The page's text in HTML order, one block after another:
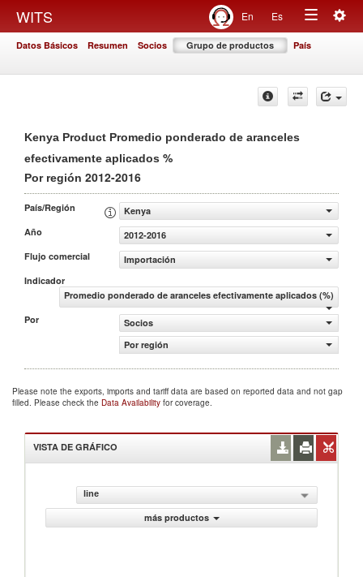
WITS En Es
Toggle
Datos Básicos Resumen Socios Grupo de productos País
Kenya Product Promedio ponderado de aranceles
efectivamente aplicados %
Por región 2012-2016
País/Región
Kenya
Año
2012-2016
Flujo comercial
Importación
Indicador
Promedio ponderado de aranceles efectivamente aplicados (%)
Por
Socios
Por región
Please note the exports, imports and tariff data are based on reported data and not gap
filled. Please check the Data Availability for coverage.
VISTA DE GRÁFICO
line
más productos